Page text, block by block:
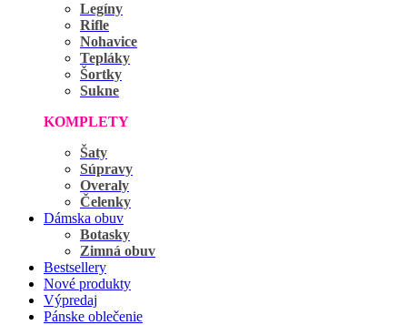
Legíny
Rifle
Nohavice
Tepláky
Šortky
Sukne
KOMPLETY
Šaty
Súpravy
Overaly
Čelenky
Dámska obuv
Botasky
Zimná obuv
Bestsellery
Nové produkty
Výpredaj
Pánske oblečenie